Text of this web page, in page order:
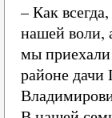
– Как
нашей воли,
мы приехали
районе дачи